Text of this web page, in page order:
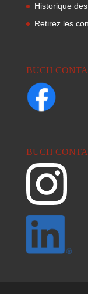
Historique
Retirez les
BUCH
BUCH